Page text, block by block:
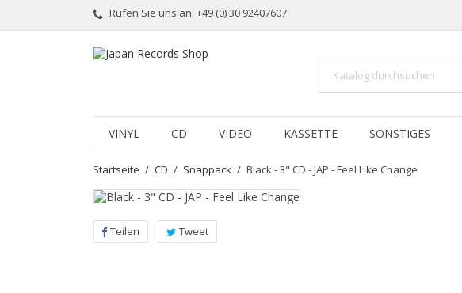
Rufen Sie uns an: +49 (0) 30 92407607
VINYL CD VIDEO KASSETTE SONSTIGES
Startseite CD Snappack Black - 3" CD - JAP - Feel Like Change
Teilen Tweet